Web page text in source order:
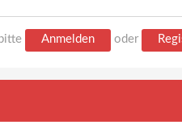
Anmelden oder